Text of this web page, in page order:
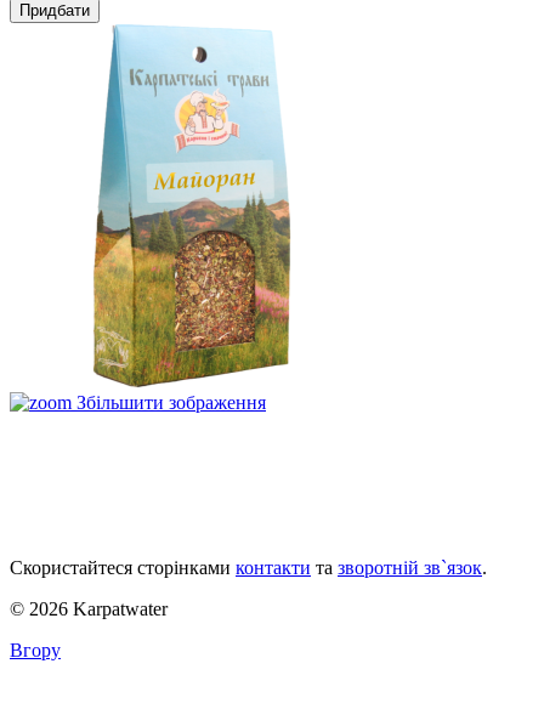
Придбати
Збільшити зображення
Скористайтеся сторінками контакти та зворотній зв`язок.
© 2026 Karpatwater
Вгору